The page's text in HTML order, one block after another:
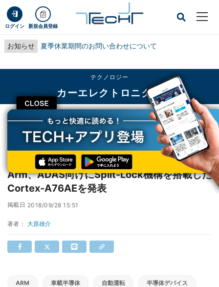
ログイン 新規会員登録
お知らせ 夏季休業期間のお問い合わせについて
CLOSE
テクノロジー
カーエレクトロニクス
TECH+ テクノロジー
カーエレクトロニクス
Arm、ADAS向けにSplit-Lock機構を搭載したCortex-A76AEを発表
Arm、ADAS向けにSplit-Lock機構を搭載した
Cortex-A76AEを発表
掲載日 2018/09/28 15:51
著者： 大原雄介
ARM 車載半導体 自動運転 半導体デバイス